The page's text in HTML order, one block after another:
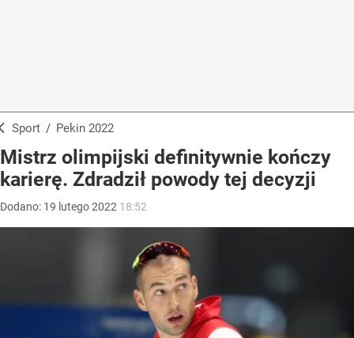
Sport / Pekin 2022
Mistrz olimpijski definitywnie kończy
karierę. Zdradził powody tej decyzji
Dodano: 19 lutego2022 18:52